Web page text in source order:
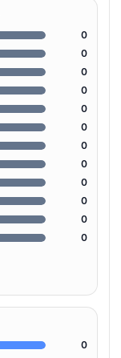
0
0
0
0
0
0
0
0
0
0
0
0
0